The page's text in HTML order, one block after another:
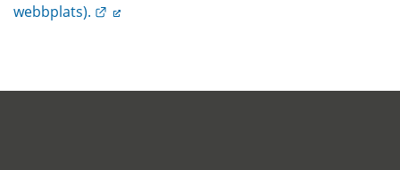
webbplats).
Länk till annan webbplats.